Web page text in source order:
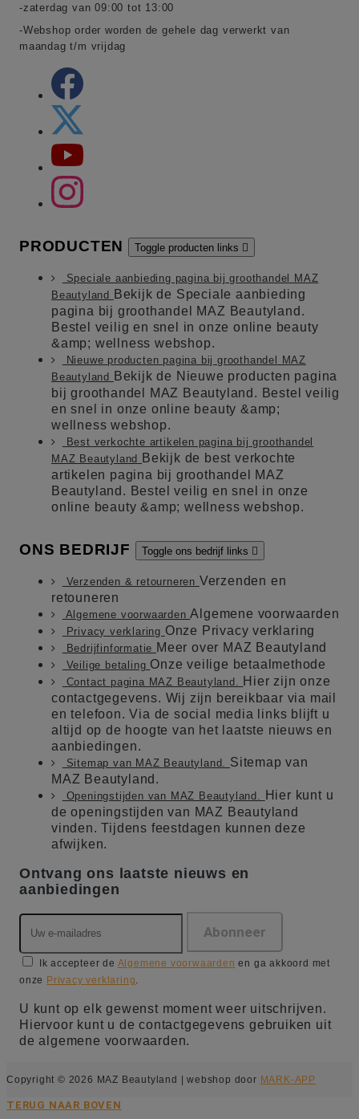
-zaterdag van 09:00 tot 13:00
-Webshop order worden de gehele dag verwerkt van
maandag t/m vrijdag
PRODUCTEN Toggle producten links 
Speciale aanbieding pagina bij groothandel MAZ
Beautyland
Bekijk de Speciale aanbieding
pagina bij groothandel MAZ Beautyland.
Bestel veilig en snel in onze online beauty
&amp; wellness webshop.
Nieuwe producten pagina bij groothandel MAZ
Beautyland
Bekijk de Nieuwe producten pagina
bij groothandel MAZ Beautyland. Bestel veilig
en snel in onze online beauty &amp;
wellness webshop.
Best verkochte artikelen pagina bij groothandel
MAZ Beautyland
Bekijk de best verkochte
artikelen pagina bij groothandel MAZ
Beautyland. Bestel veilig en snel in onze
online beauty &amp; wellness webshop.
ONS BEDRIJF Toggle ons bedrijf links 
Verzenden & retourneren Verzenden en
retouneren
Algemene voorwaardenAlgemene voorwaarden
Privacy verklaring Onze Privacy verklaring
Bedrijfinformatie Meer over MAZ Beautyland
Veilige betaling Onze veilige betaalmethode
Contact pagina MAZ Beautyland. Hier zijn onze
contactgegevens. Wij zijn bereikbaar via mail
en telefoon. Via de social media links blijft u
altijd op de hoogte van het laatste nieuws en
aanbiedingen.
Sitemap van MAZ Beautyland. Sitemap van
MAZ Beautyland.
Openingstijden van MAZ Beautyland.
Hier kunt u
de openingstijden van MAZ Beautyland
vinden. Tijdens feestdagen kunnen deze
afwijken.
Ontvang ons laatste nieuws en
aanbiedingen
Ik accepteer de Algemene voorwaarden en ga akkoord met
onze Privacy verklaring.
U kunt op elk gewenst moment weer uitschrijven.
Hiervoor kunt u de contactgegevens gebruiken uit
de algemene voorwaarden.
Copyright © 2026 MAZ Beautyland | webshop door MARK-APP
TERUG NAAR BOVEN